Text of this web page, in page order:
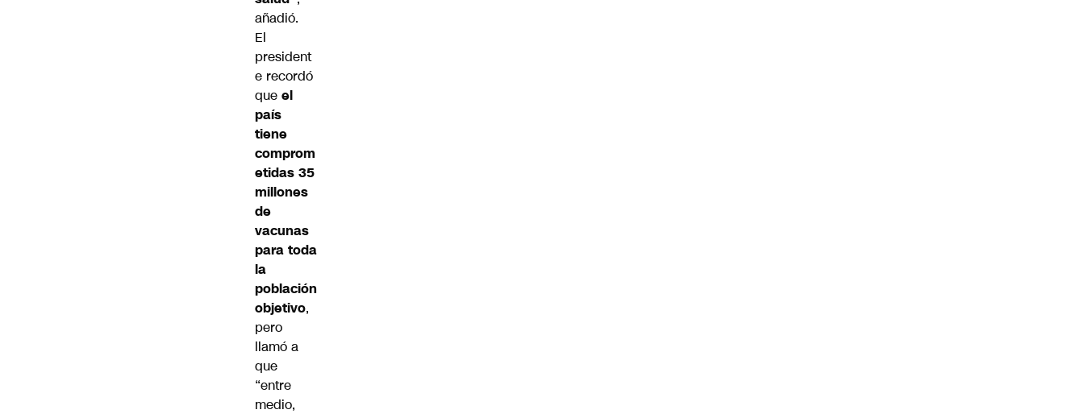
añadió.
El
president
e recordó
que el
país
tiene
comprom
etidas 35
millones
de
vacunas
para toda
la
población
objetivo,
pero
llamó a
que
“entre
medio,